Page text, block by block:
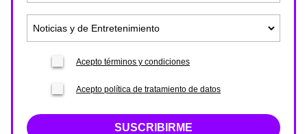
Acepto términos y condiciones
Acepto política de tratamiento de datos
SUSCRIBIRME